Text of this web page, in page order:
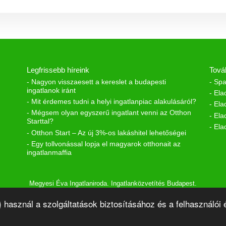
a szolgáltatások biztosításához és a felhasználói
Legfrissebb híreink
- Nagyon visszaesett a kereslet a budapesti
ingatlanok iránt
- Mit érdemes tudni a helyi ingatlanpiac alakulásáról?
- Mégsem olyan egyszerű ingatlant venni az Otthon
Starttal?
- Otthon Start – Az új 3%-os lakáshitel lehetőségei
- Egy tollvonással lopja el magyarok otthonait az
ingatlanmaffia
-
-
-
-
-
Megyesi Éva Ingatlaniroda. Ingatlanközvetítés Budapest.
Adatkezelés Panaszbejelentés Kapcsolat Impresszum Link és
2021.